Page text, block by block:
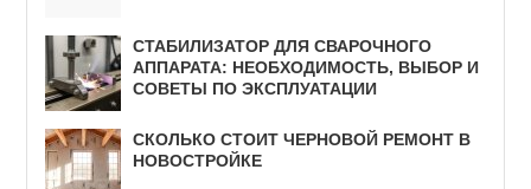
СТАБИЛИЗАТОР ДЛЯ СВАРОЧНОГО
АППАРАТА: НЕОБХОДИМОСТЬ, ВЫБОР И
СОВЕТЫ ПО ЭКСПЛУАТАЦИИ
СКОЛЬКО СТОИТ ЧЕРНОВОЙ РЕМОНТ В
НОВОСТРОЙКЕ